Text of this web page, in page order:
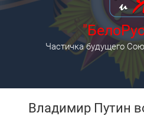
Частичка будущего
Владимир Путин